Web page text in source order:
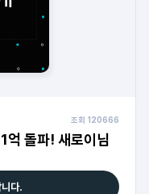
조회 120666
억 돌파! 새로이님
다.